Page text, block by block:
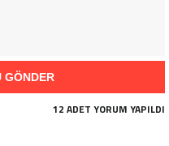
12 ADET YORUM YAPILDI